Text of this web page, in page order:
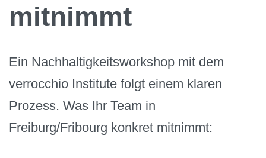
mitnimmt
Ein Nachhaltigkeitsworkshop mit dem
verrocchio Institute folgt einem klaren
Prozess. Was Ihr Team in
Freiburg/Fribourg konkret mitnimmt: